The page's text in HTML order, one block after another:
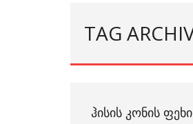
TAG
ᲰᲘᲡᲘᲡ ᲙᲝᲜᲘᲡ